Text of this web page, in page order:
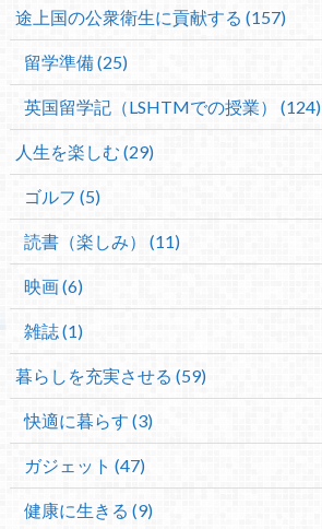
途上国の公衆衛生に貢献する (157)
留学準備 (25)
英国留学記（LSHTMでの授業） (124)
人生を楽しむ (29)
ゴルフ (5)
読書（楽しみ） (11)
映画 (6)
雑誌 (1)
暮らしを充実させる (59)
快適に暮らす (3)
ガジェット (47)
健康に生きる (9)